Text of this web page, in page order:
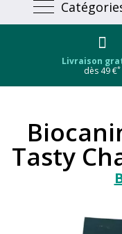
Livraison
dès 49 €*
Tasty